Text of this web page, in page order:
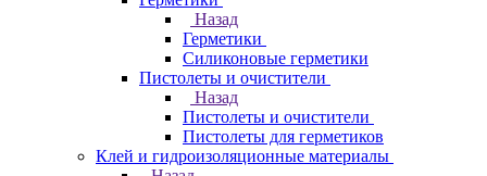
Назад
Герметики
Силиконовые герметики
Пистолеты и очистители
Назад
Пистолеты и очистители
Пистолеты для герметиков
Клей и гидроизоляционные материалы